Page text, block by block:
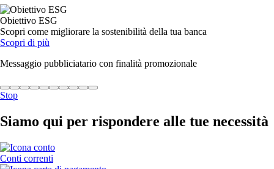
Obiettivo ESG
Scopri come migliorare la sostenibilità della tua banca
Scopri di più
Messaggio pubbliciatario con finalità promozionale
Stop
Siamo qui per rispondere alle tue necessità
Conti correnti